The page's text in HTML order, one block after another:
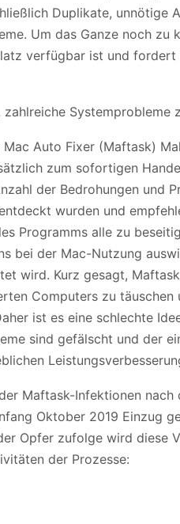
Duplikate, unnötige
Um das Ganze noch zu
verfügbar ist und fordert
Auto Fixer (Maftask)
zum sofortigen
der Bedrohungen und
wurden und
Programms alle zu
bei der Mac-Nutzung
wird. Kurz gesagt,
Computers zu
ist es eine schlechte
sind gefälscht und der
Maftask-Infektionen
Oktober 2019 Einzug
Opfer zufolge wird diese
der Prozesse: